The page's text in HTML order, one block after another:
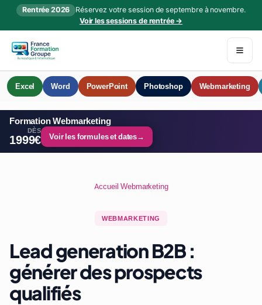
Rentrée 2026
Réservez votre session de septembre à novembre.
Voir les sessions de rentrée →
Excel Word PowerPoint Photoshop Webmarketing
Formation Webmarketing
DÈS
1999€ Voir les formules et dates→
Accueil /Webmarketing
WEBMARKETING
Lead generation B2B :
générer des prospects
qualifiés